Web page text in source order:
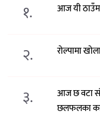
१. आज यी
२. रोल्पामा
३.
आज छ वटा
छलफलका